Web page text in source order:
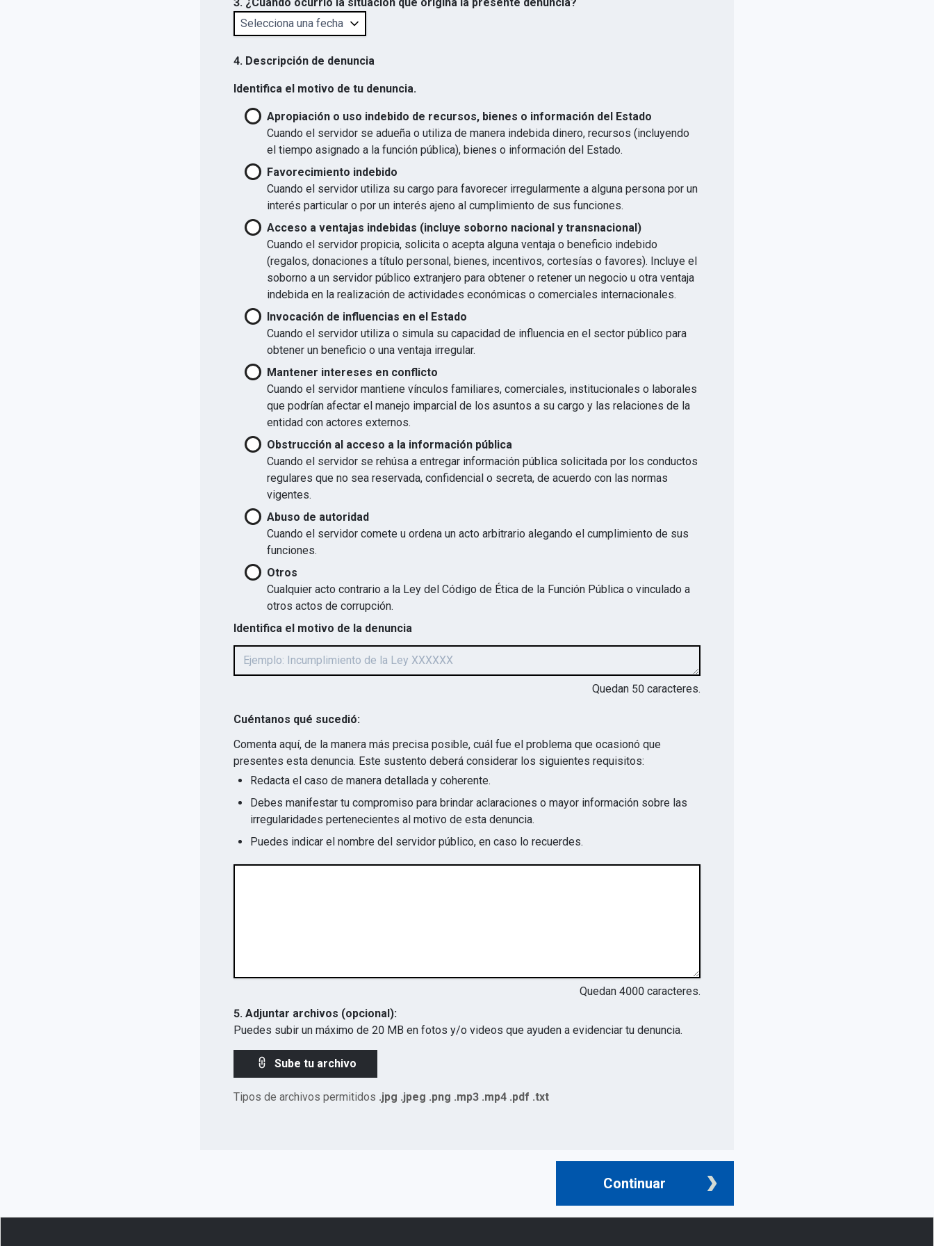
4. Descripción de denuncia
Identifica el motivo de tu denuncia.
Apropiación o uso indebido de recursos, bienes o información del Estado
Cuando el servidor se adueña o utiliza de manera indebida dinero, recursos (incluyendo
el tiempo asignado a la función pública), bienes o información del Estado.
Favorecimiento indebido
Cuando el servidor utiliza su cargo para favorecer irregularmente a alguna persona por un
interés particular o por un interés ajeno al cumplimiento de sus funciones.
Acceso a ventajas indebidas (incluye soborno nacional y transnacional)
Cuando el servidor propicia, solicita o acepta alguna ventaja o beneficio indebido
(regalos, donaciones a título personal, bienes, incentivos, cortesías o favores). Incluye el
soborno a un servidor público extranjero para obtener o retener un negocio u otra ventaja
indebida en la realización de actividades económicas o comerciales internacionales.
Invocación de influencias en el Estado
Cuando el servidor utiliza o simula su capacidad de influencia en el sector público para
obtener un beneficio o una ventaja irregular.
Mantener intereses en conflicto
Cuando el servidor mantiene vínculos familiares, comerciales, institucionales o laborales
que podrían afectar el manejo imparcial de los asuntos a su cargo y las relaciones de la
entidad con actores externos.
Obstrucción al acceso a la información pública
Cuando el servidor se rehúsa a entregar información pública solicitada por los conductos
regulares que no sea reservada, confidencial o secreta, de acuerdo con las normas
vigentes.
Abuso de autoridad
Cuando el servidor comete u ordena un acto arbitrario alegando el cumplimiento de sus
funciones.
Otros
Cualquier acto contrario a la Ley del Código de Ética de la Función Pública o vinculado a
otros actos de corrupción.
Identifica el motivo de la denuncia
Quedan 50 caracteres.
Cuéntanos qué sucedió:
Comenta aquí, de la manera más precisa posible, cuál fue el problema que ocasionó que
presentes esta denuncia. Este sustento deberá considerar los siguientes requisitos:
Redacta el caso de manera detallada y coherente.
Debes manifestar tu compromiso para brindar aclaraciones o mayor información sobre las
irregularidades pertenecientes al motivo de esta denuncia.
Puedes indicar el nombre del servidor público, en caso lo recuerdes.
Quedan 4000 caracteres.
5. Adjuntar archivos (opcional):
Puedes subir un máximo de 20 MB en fotos y/o videos que ayuden a evidenciar tu denuncia.
Sube tu archivo
Tipos de archivos permitidos .jpg .jpeg .png .mp3 .mp4 .pdf .txt
Continuar